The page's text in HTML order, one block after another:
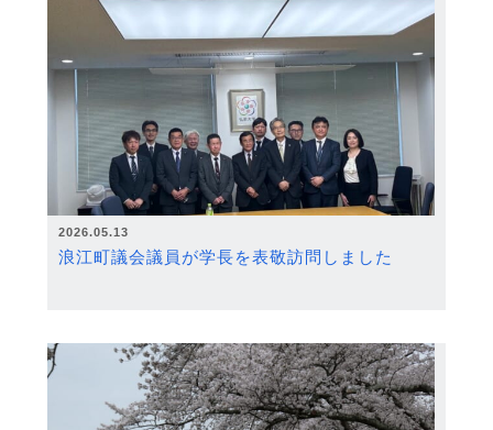
2026.05.13
浪江町議会議員が学長を表敬訪問しました